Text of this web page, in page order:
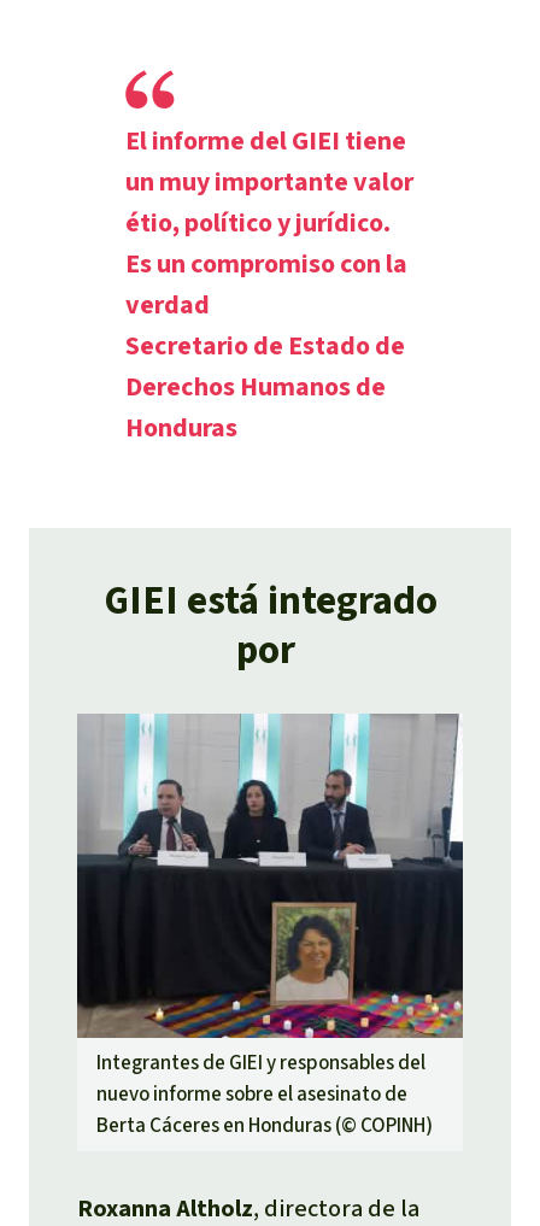
El informe del GIEI tiene
un muy importante valor
étio, político y jurídico.
Es un compromiso con la
verdad
Secretario de Estado de
Derechos Humanos de
Honduras
GIEI está integrado
por
Integrantes de GIEI y responsables del
nuevo informe sobre el asesinato de
Berta Cáceres en Honduras (© COPINH)
Roxanna Altholz, directora de la